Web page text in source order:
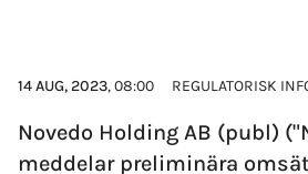
14 AUG, 2023, 08:00 REGULATORISK
Novedo Holding AB (publ)
meddelar preliminära